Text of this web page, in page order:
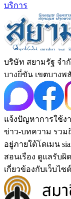
บริการ
บริษัท สยามรัฐ จ
บางยี่ขัน เขตบาง
แจ้งปัญหาการใช้ง
ข่าว-บทความ รวม
อยู่ภายใต้โดเมน
สอนเรือง ดูแลรับ
เกี่ยวข้องกับเว็บไซต์